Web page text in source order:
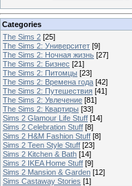
Categories
The Sims 2 [25]
The Sims 2: Университет [9]
The Sims 2: Ночная жизнь [27]
The Sims 2: Бизнес [21]
The Sims 2: Питомцы [23]
The Sims 2: Времена года [42]
The Sims 2: Путешествия [41]
The Sims 2: Увлечение [81]
The Sims 2: Квартиры [33]
Sims 2 Glamour Life Stuff [14]
Sims 2 Celebration Stuff [8]
Sims 2 H&M Fashion Stuff [8]
Sims 2 Teen Style Stuff [23]
Sims 2 Kitchen & Bath [14]
Sims 2 IKEA Home Stuff [9]
Sims 2 Mansion & Garden [12]
Sims Castaway Stories [1]